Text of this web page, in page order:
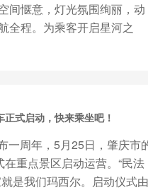
间惬意，灯光氛围绚丽，动
全程。为乘客开启星河之
式启动，快来乘坐吧！
一周年，5月25日，肇庆市
在重点景区启动运营。“民法
是我们玛西尔。启动仪式由